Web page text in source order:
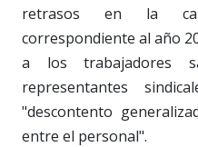
retrasos en la
correspondiente al año
a los trabajadores
representantes
"descontento
entre el personal".